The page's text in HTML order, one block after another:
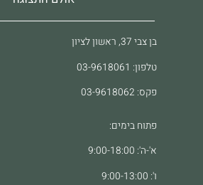
בן צבי 37, ראשון לציון
טלפון: 03-9618061
פקס: 03-9618062
פתוח בימים:
א'-ה': 9:00-18:00
ו': 9:00-13:00